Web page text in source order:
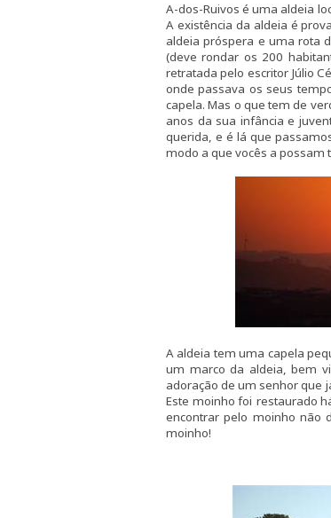
A-dos-Ruivos é uma aldeia
A existência da aldeia é
aldeia próspera e uma rota
(deve rondar os 200
retratada pelo escritor Júlio
onde passava os seus
capela. Mas o que tem de
anos da sua infância e
querida, e é lá que
modo a que vocês a possam
A aldeia tem uma capela
um marco da aldeia, bem
adoração de um senhor que
Este moinho foi restaurado
encontrar pelo moinho não
moinho!